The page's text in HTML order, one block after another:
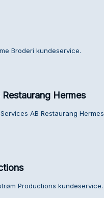
Broderi kundeservice.
Hermes
AB Restaurang Hermes
Productions kundeservice.